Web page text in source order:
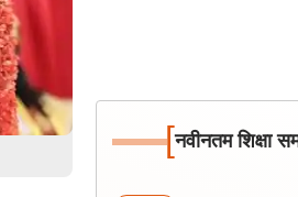
[नवीनतम शिक्षा